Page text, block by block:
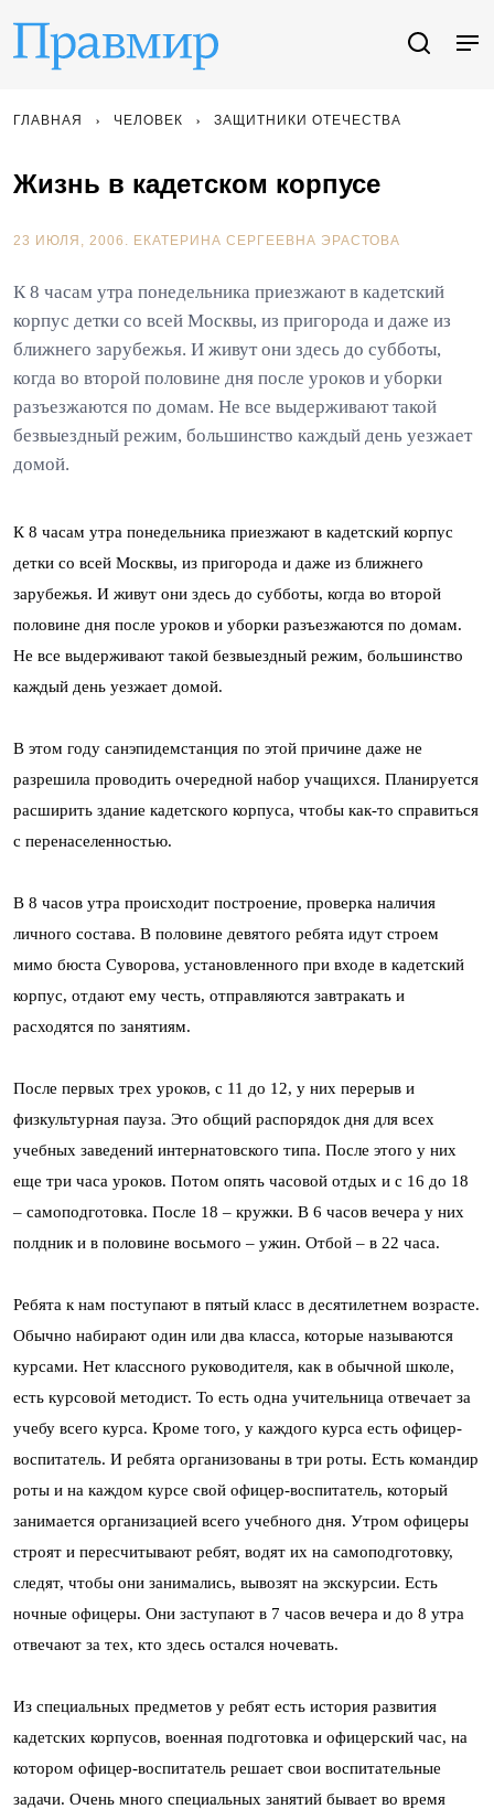
ГЛАВНАЯ ЧЕЛОВЕК ЗАЩИТНИКИ ОТЕЧЕСТВА
Жизнь в кадетском корпусе
23 ИЮЛЯ, 2006. ЕКАТЕРИНА СЕРГЕЕВНА ЭРАСТОВА
К 8 часам утра понедельника приезжают в кадетский
корпус детки со всей Москвы, из пригорода и даже из
ближнего зарубежья. И живут они здесь до субботы,
когда во второй половине дня после уроков и уборки
разъезжаются по домам. Не все выдерживают такой
безвыездный режим, большинство каждый день уезжает
домой.
К 8 часам утра понедельника приезжают в кадетский корпус
детки со всей Москвы, из пригорода и даже из ближнего
зарубежья. И живут они здесь до субботы, когда во второй
половине дня после уроков и уборки разъезжаются по домам.
Не все выдерживают такой безвыездный режим, большинство
каждый день уезжает домой.
В этом году санэпидемстанция по этой причине даже не
разрешила проводить очередной набор учащихся. Планируется
расширить здание кадетского корпуса, чтобы как-то справиться
с перенаселенностью.
В 8 часов утра происходит построение, проверка наличия
личного состава. В половине девятого ребята идут строем
мимо бюста Суворова, установленного при входе в кадетский
корпус, отдают ему честь, отправляются завтракать и
расходятся по занятиям.
После первых трех уроков, с 11 до 12, у них перерыв и
физкультурная пауза. Это общий распорядок дня для всех
учебных заведений интернатовского типа. После этого у них
еще три часа уроков. Потом опять часовой отдых и с 16 до 18
– самоподготовка. После 18 – кружки. В 6 часов вечера у них
полдник и в половине восьмого – ужин. Отбой – в 22 часа.
Ребята к нам поступают в пятый класс в десятилетнем возрасте.
Обычно набирают один или два класса, которые называются
курсами. Нет классного руководителя, как в обычной школе,
есть курсовой методист. То есть одна учительница отвечает за
учебу всего курса. Кроме того, у каждого курса есть офицер-
воспитатель. И ребята организованы в три роты. Есть командир
роты и на каждом курсе свой офицер-воспитатель, который
занимается организацией всего учебного дня. Утром офицеры
строят и пересчитывают ребят, водят их на самоподготовку,
следят, чтобы они занимались, вывозят на экскурсии. Есть
ночные офицеры. Они заступают в 7 часов вечера и до 8 утра
отвечают за тех, кто здесь остался ночевать.
Из специальных предметов у ребят есть история развития
кадетских корпусов, военная подготовка и офицерский час, на
котором офицер-воспитатель решает свои воспитательные
задачи. Очень много специальных занятий бывает во время